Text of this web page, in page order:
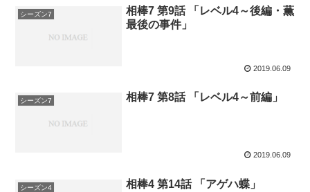
シーズン7
相棒7 第9話 「レベル4～後編・薫
最後の事件」
2019.06.09
シーズン7 相棒7 第8話 「レベル4～前編」
2019.06.09
シーズン4 相棒4 第14話 「アゲハ蝶」